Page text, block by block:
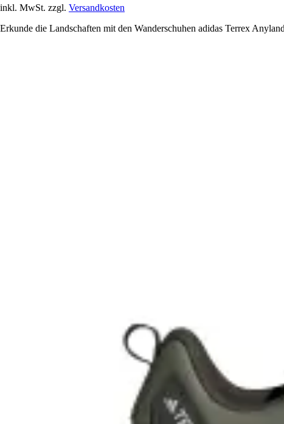
inkl. MwSt. zzgl. Versandkosten
Erkunde die Landschaften mit den Wanderschuhen adidas Terrex